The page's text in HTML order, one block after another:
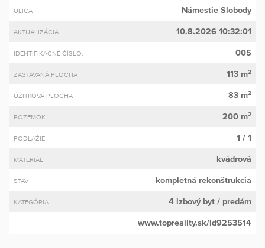
ULICA Námestie Slobody
AKTUALIZÁCIA 10.8.2026 10:32:01
IDENTIFIKAČNÉ ČÍSLO: 005
ZASTAVANÁ PLOCHA 113 m2
ÚŽITKOVÁ PLOCHA 83 m2
POZEMOK 200 m2
PODLAŽIE 1 / 1
MATERIÁL kvádrová
STAV kompletná rekonštrukcia
KATEGÓRIA 4 izbový byt / predám
www.topreality.sk/id9253514